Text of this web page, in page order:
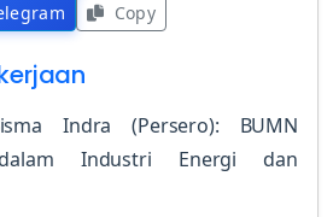
Copy
Indra (Persero): BUMN
dalam Industri Energi dan